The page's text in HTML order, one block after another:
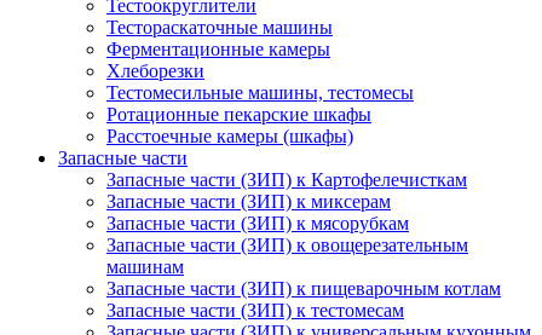
Тестоокруглители
Тестораскаточные машины
Ферментационные камеры
Хлеборезки
Тестомесильные машины, тестомесы
Ротационные пекарские шкафы
Расстоечные камеры (шкафы)
Запасные части
Запасные части (ЗИП) к Картофелечисткам
Запасные части (ЗИП) к миксерам
Запасные части (ЗИП) к мясорубкам
Запасные части (ЗИП) к овощерезательным
машинам
Запасные части (ЗИП) к пищеварочным котлам
Запасные части (ЗИП) к тестомесам